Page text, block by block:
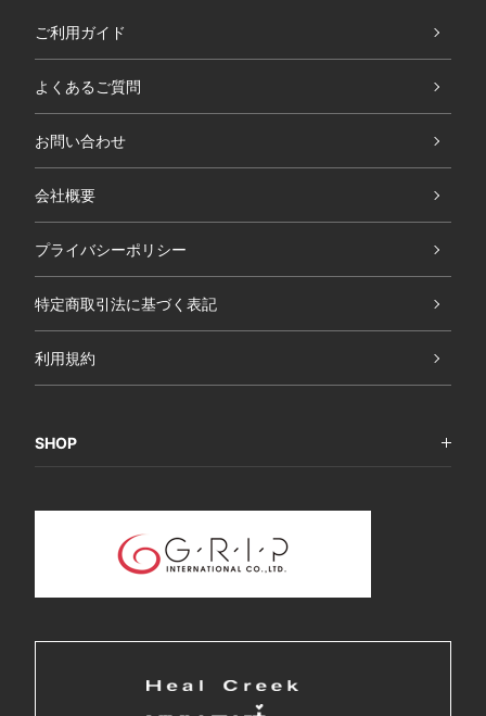
ご利用ガイド
よくあるご質問
お問い合わせ
会社概要
プライバシーポリシー
特定商取引法に基づく表記
利用規約
SHOP